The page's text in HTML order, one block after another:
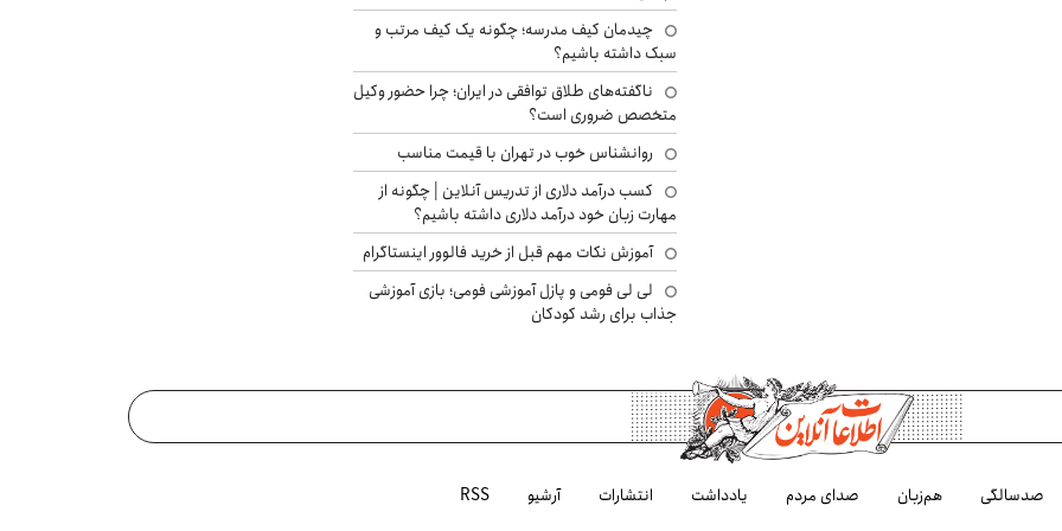
چیدمان کیف مدرسه؛ چگونه یک کیف مرتب و
سبک داشته باشیم؟
ناگفته‌های طلاق توافقی در ایران؛ چرا حضور وکیل
متخصص ضروری است؟
روانشناس خوب در تهران با قیمت مناسب
کسب درآمد دلاری از تدریس آنلاین | چگونه از
مهارت زبان خود درآمد دلاری داشته باشیم؟
آموزش نکات مهم قبل از خرید فالوور اینستاگرام
لی لی فومی و پازل آموزشی فومی؛ بازی آموزشی
جذاب برای رشد کودکان
صدسالگی هم‌زبان صدای مردم یادداشت انتشارات آرشیو RSS